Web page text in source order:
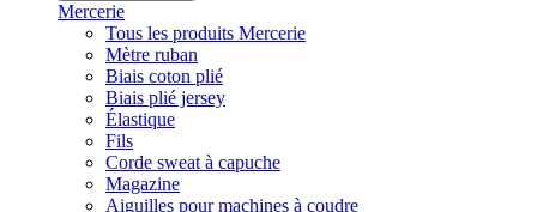
Mercerie
Tous les produits Mercerie
Mètre ruban
Biais coton plié
Biais plié jersey
Élastique
Fils
Corde sweat à capuche
Magazine
Aiguilles pour machines à coudre